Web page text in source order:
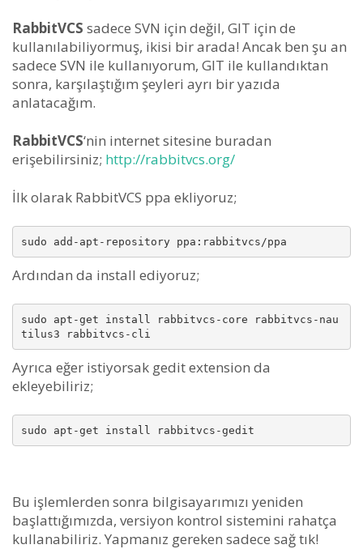
RabbitVCS sadece SVN için değil, GIT için de
kullanılabiliyormuş, ikisi bir arada! Ancak ben şu an
sadece SVN ile kullanıyorum, GIT ile kullandıktan
sonra, karşılaştığım şeyleri ayrı bir yazıda
anlatacağım.
RabbitVCS‘nin internet sitesine buradan
erişebilirsiniz; http://rabbitvcs.org/
İlk olarak RabbitVCS ppa ekliyoruz;
sudo add-apt-repository ppa:rabbitvcs/ppa
Ardından da install ediyoruz;
sudo apt-get install rabbitvcs-core rabbitvcs-nau
tilus3 rabbitvcs-cli
Ayrıca eğer istiyorsak gedit extension da
ekleyebiliriz;
sudo apt-get install rabbitvcs-gedit
Bu işlemlerden sonra bilgisayarımızı yeniden
başlattığımızda, versiyon kontrol sistemini rahatça
kullanabiliriz. Yapmanız gereken sadece sağ tık!